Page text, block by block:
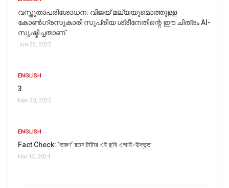
വസ്തുതാപരിശോധന: വിജയ് മല്യയുമൊത്തുള്ള
കോൺഗ്രസുകാരി സുപ്രിയ ശ്രീനേതിന്റെ ഈ ചിത്രം AI-
സൃഷ്ടിച്ചതാണ്
Jun 28, 2025
ENGLISH
3
Mar 23, 2025
ENGLISH
Fact Check: ‘তরুণ’ রতন টাটার এই ছবি এআই-উদ্ভূত
Nov 19, 2024